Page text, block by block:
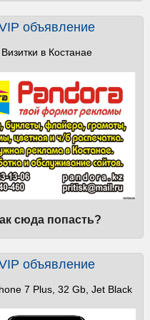
объявление
Визитки в Костанае
сюда попасть?
объявление
7 Plus, 32 Gb, Jet Black